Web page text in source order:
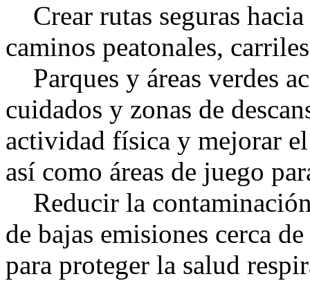
Crear rutas seguras
caminos peatonales,
Parques y áreas verdes
cuidados y zonas de
actividad física y mejorar
así como áreas de juego
Reducir la
de bajas emisiones cerca
para proteger la salud